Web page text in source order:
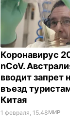
Коронавирус
nCoV.
вводит запрет
въезд
Китая
1 февраля, 15.48МИР